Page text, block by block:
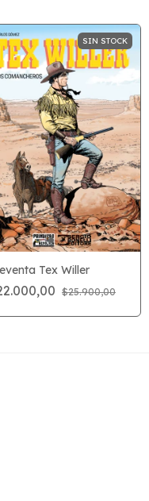
SIN STOCK
Tex Willer
$25.900,00